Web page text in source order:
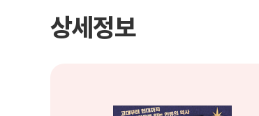
상세정보